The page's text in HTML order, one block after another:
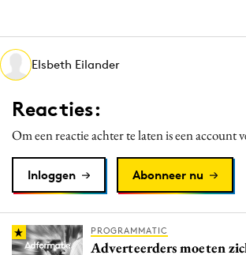
Martech
Media
Merkstrategie
PR
Programmatic
Reputatie & crisis
Elsbeth Eilander
Reacties:
Om een reactie achter te laten is een account
Inloggen Abonneer nu
PROGRAMMATIC
Adverteerders moeten